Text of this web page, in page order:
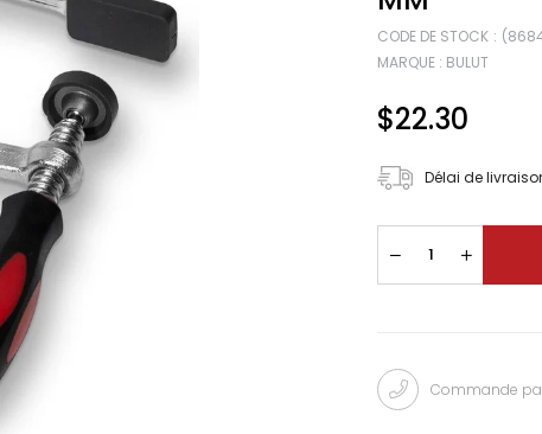
CODE DE STOCK
MARQUE : BULUT
$22.30
Délai de
Commande